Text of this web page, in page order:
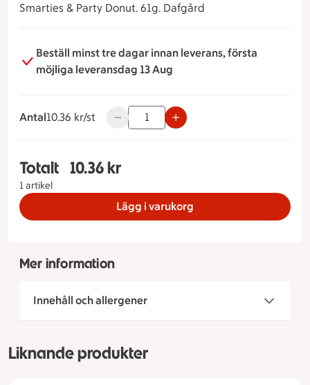
Smarties & Party Donut. 61g. Dafgård
Beställ minst tre dagar innan leverans, första
möjliga leveransdag 13 Aug
Antal
10.36 kronor styck
10.36 kr/st Använd knapparna för att minska eller
Totalt
1 artikel
Totalt 1 stycken Smarties- Party Donut, 10.36
10.36 kr
Lägg i varukorg
Mer information
Innehåll och allergener
Liknande produkter